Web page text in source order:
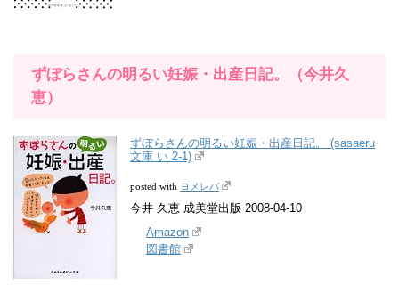
ずぼらさんの明るい妊娠・出産日記。（今井久
恵）
ずぼらさんの明るい妊娠・出産日記。 (sasaeru
文庫 い 2-1)
posted with ヨメレバ
今井 久恵 成美堂出版 2008-04-10
Amazon
図書館